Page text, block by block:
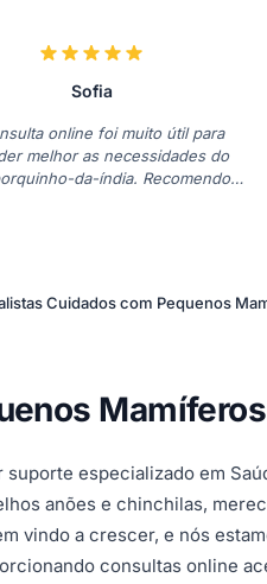
Sofia
online foi muito útil para
melhor as necessidades do
da-índia. Recomendo
Cuidados com Pequenos
especializado em
anões e chinchilas,
vindo a crescer, e nós
consultas online